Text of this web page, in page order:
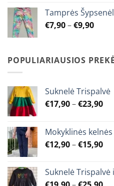
€9,90
Tamprės
€7,90–€9,90Price
€9,90
POPULIARIAUSIOS
Suknelė Trispalvė
€17,90–€23,90
Mokyklinės
€12,90–€15,90
Suknelė Trispalvė